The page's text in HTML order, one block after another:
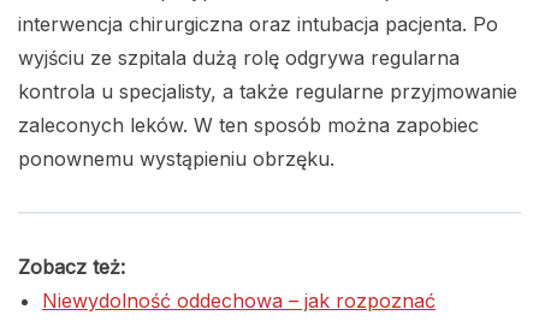
interwencja chirurgiczna oraz intubacja pacjenta. Po
wyjściu ze szpitala dużą rolę odgrywa regularna
kontrola u specjalisty, a także regularne przyjmowanie
zaleconych leków. W ten sposób można zapobiec
ponownemu wystąpieniu obrzęku.
Zobacz też:
Niewydolność oddechowa – jak rozpoznać